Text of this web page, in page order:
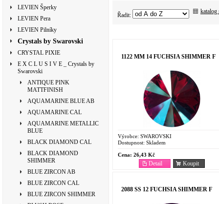
LEVIEN Šperky
LEVIEN Pera
LEVIEN Pilníky
Crystals by Swarovski
CRYSTAL PIXIE
E X C L U S I V E _ Crystals by
Swarovski
ANTIQUE PINK
MATTFINISH
AQUAMARINE BLUE AB
AQUAMARINE CAL
AQUAMARINE METALLIC
BLUE
BLACK DIAMOND CAL
BLACK DIAMOND
SHIMMER
BLUE ZIRCON AB
BLUE ZIRCON CAL
BLUE ZIRCON SHIMMER
Řadit:
katalog
1122 MM 14 FUCHSIA SHIMMER F
Výrobce: SWAROVSKI
Dostupnost: Skladem
Cena: 26,43 Kč
Koupit
Detail
2088 SS 12 FUCHSIA SHIMMER F